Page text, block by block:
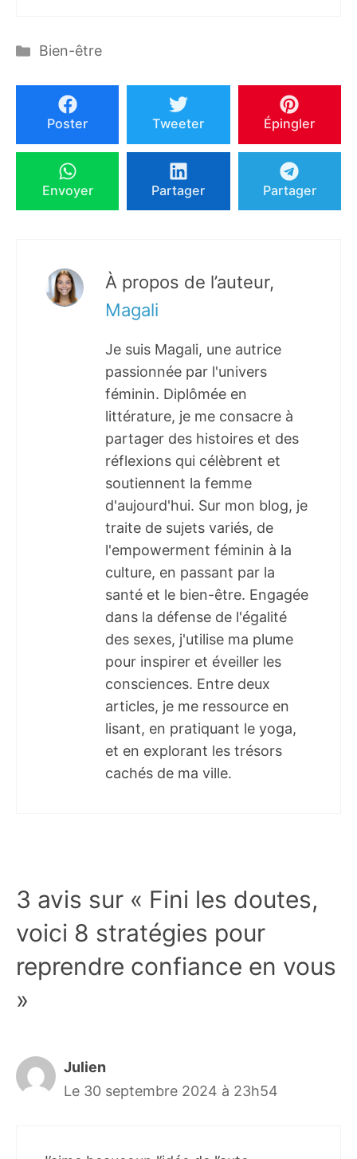
Catégories
Bien-être
Poster Tweeter Épingler
Envoyer Partager Partager
À propos de l’auteur,
Magali
Je suis Magali, une autrice
passionnée par l'univers
féminin. Diplômée en
littérature, je me consacre à
partager des histoires et des
réflexions qui célèbrent et
soutiennent la femme
d'aujourd'hui. Sur mon blog, je
traite de sujets variés, de
l'empowerment féminin à la
culture, en passant par la
santé et le bien-être. Engagée
dans la défense de l'égalité
des sexes, j'utilise ma plume
pour inspirer et éveiller les
consciences. Entre deux
articles, je me ressource en
lisant, en pratiquant le yoga,
et en explorant les trésors
cachés de ma ville.
3 avis sur « Fini les doutes,
voici 8 stratégies pour
reprendre confiance en vous
»
Julien
Le 30 septembre 2024 à 23h54